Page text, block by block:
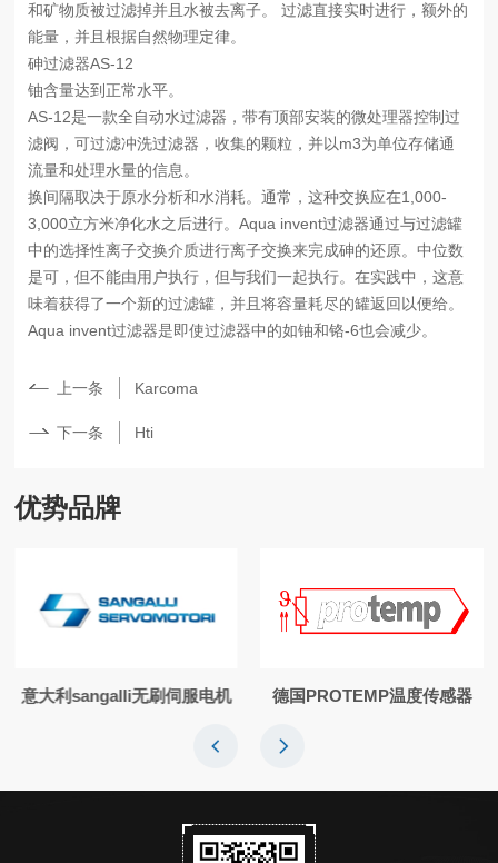
和矿物质被过滤掉并且水被去离子。 过滤直接实时进行，额外的
能量，并且根据自然物理定律。
砷过滤器AS-12
铀含量达到正常水平。
AS-12是一款全自动水过滤器，带有顶部安装的微处理器控制过
滤阀，可过滤冲洗过滤器，收集的颗粒，并以m3为单位存储通
流量和处理水量的信息。
换间隔取决于原水分析和水消耗。通常，这种交换应在1,000-
3,000立方米净化水之后进行。Aqua invent过滤器通过与过滤罐
中的选择性离子交换介质进行离子交换来完成砷的还原。中位数
是可，但不能由用户执行，但与我们一起执行。在实践中，这意
味着获得了一个新的过滤罐，并且将容量耗尽的罐返回以便给。
Aqua invent过滤器是即使过滤器中的如铀和铬-6也会减少。
上一条 Karcoma
下一条 Hti
优势品牌
意大利sangalli无刷伺服电机 德国PROTEMP温度传感器